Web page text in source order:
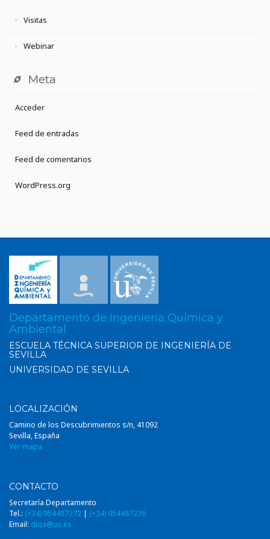
Visitas
Webinar
Meta
Acceder
Feed de entradas
Feed de comentarios
WordPress.org
Departamento de Ingeniería Química y
Ambiental
ESCUELA TÉCNICA SUPERIOR DE INGENIERÍA DE
SEVILLA
UNIVERSIDAD DE SEVILLA
LOCALIZACIÓN
Camino de los Descubrimientos s/n, 41092
Sevilla, España
Ver mapa
CONTACTO
Secretaría Departamento
Tel.: (+34) 954487272 | (+34) 954487276
Email: diqa@us.es